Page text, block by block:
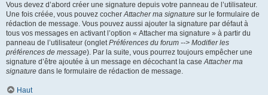
Vous devez d’abord créer une signature depuis votre panneau de l’utilisateur.
Une fois créée, vous pouvez cocherAttacher ma signature sur le formulaire de
rédaction de message. Vous pouvez aussi ajouter la signature par défaut à
tous vos messages en activant l’option « Attacher ma signature » à partir du
panneau de l’utilisateur (ongletPréférences du forum --> Modifier les
préférences de message). Par la suite, vous pourrez toujours empêcher une
signature d’être ajoutée à un message en décochant la caseAttacher ma
signature dans le formulaire de rédaction de message.
Haut